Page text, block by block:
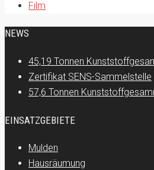
Film
NEWS
45,19 Tonnen
Zertifikat SENS-Sammelstelle
57,6 Tonnen
EINSATZGEBIETE
Mulden
Hausräumung